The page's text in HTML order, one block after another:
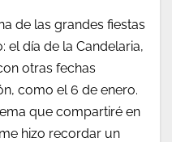
de las grandes fiestas
el día de la Candelaria,
otras fechas
como el 6 de enero.
que compartiré en
hizo recordar un